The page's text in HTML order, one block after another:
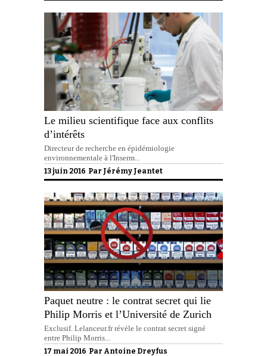
Le milieu scientifique face aux conflits
d’intérêts
Directeur de recherche en épidémiologie
environnementale à l'Inserm...
13 juin 2016 Par Jérémy Jeantet
Paquet neutre : le contrat secret qui lie
Philip Morris et l’Université de Zurich
Exclusif. Lelanceur.fr révèle le contrat secret signé
entre Philip Morris...
17 mai 2016 Par Antoine Dreyfus